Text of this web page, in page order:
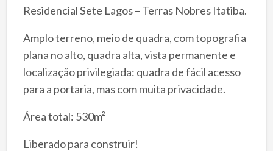
Residencial Sete Lagos – Terras Nobres Itatiba.
Amplo terreno, meio de quadra, com topografia
plana no alto, quadra alta, vista permanente e
localização privilegiada: quadra de fácil acesso
para a portaria, mas com muita privacidade.
Área total: 530m²
Liberado para construir!